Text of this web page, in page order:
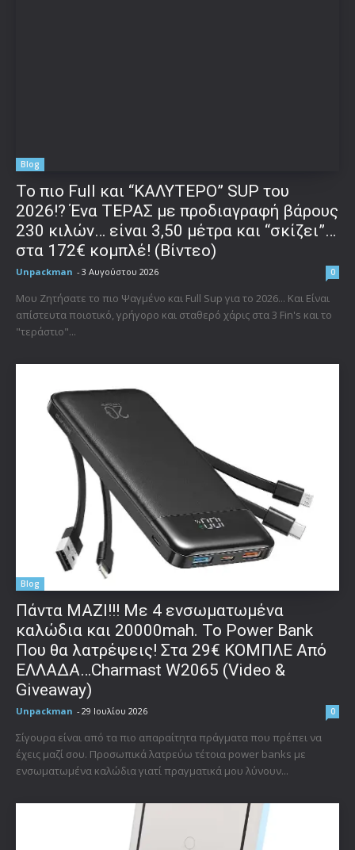
Blog
To πιο Full και “ΚΑΛΥΤΕΡΟ” SUP του
2026!? Ένα ΤΕΡΑΣ με προδιαγραφή βάρους
230 κιλών… είναι 3,50 μέτρα και “σκίζει”…
στα 172€ κομπλέ! (Βίντεο)
Unpackman - 3 Αυγούστου 2026 0
Μου Ζητήσατε το πιο Ψαγμένο και Full Sup για το 2026... Και Είναι
απίστευτα ποιοτικό, γρήγορο και σταθερό χάρις στα 3 Fin's και το
"τεράστιο"...
Blog
Πάντα ΜΑΖΙ!!! Με 4 ενσωματωμένα
καλώδια και 20000mah. Το Power Bank
Που θα λατρέψεις! Στα 29€ ΚΟΜΠΛΕ Από
ΕΛΛΑΔΑ…Charmast W2065 (Video &
Giveaway)
Unpackman - 29 Ιουλίου 2026 0
Σίγουρα είναι από τα πιο απαραίτητα πράγματα που πρέπει να
έχεις μαζί σου. Προσωπικά λατρεύω τέτοια power banks με
ενσωματωμένα καλώδια γιατί πραγματικά μου λύνουν...